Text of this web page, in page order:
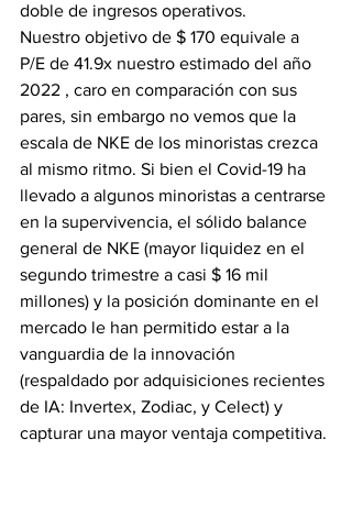
doble de ingresos operativos.
Nuestro objetivo de $ 170 equivale a
P/E de 41.9x nuestro estimado del año
2022 , caro en comparación con sus
pares, sin embargo no vemos que la
escala de NKE de los minoristas crezca
al mismo ritmo. Si bien el Covid-19 ha
llevado a algunos minoristas a centrarse
en la supervivencia, el sólido balance
general de NKE (mayor liquidez en el
segundo trimestre a casi $ 16 mil
millones) y la posición dominante en el
mercado le han permitido estar a la
vanguardia de la innovación
(respaldado por adquisiciones recientes
de IA: Invertex, Zodiac, y Celect) y
capturar una mayor ventaja competitiva.